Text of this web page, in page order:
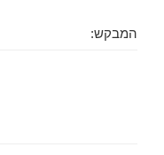
המבקש: